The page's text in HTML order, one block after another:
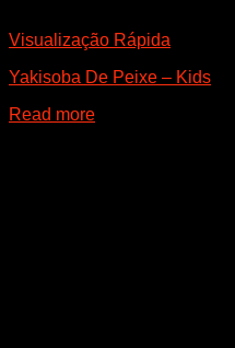
Visualização Rápida
Yakisoba De Peixe – Kids
Read more